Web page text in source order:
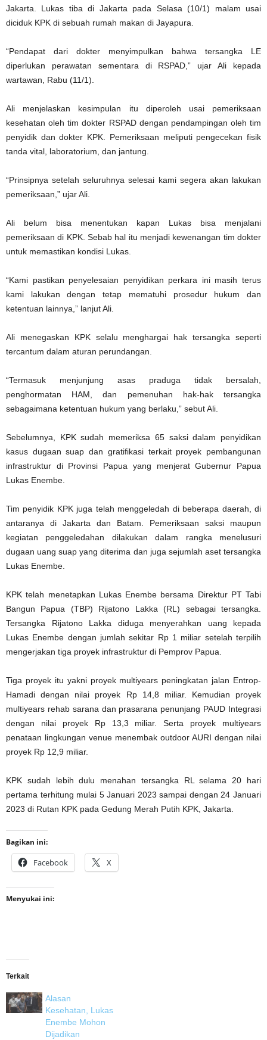
Jakarta. Lukas tiba di Jakarta pada Selasa (10/1) malam usai
diciduk KPK di sebuah rumah makan di Jayapura.
“Pendapat dari dokter menyimpulkan bahwa tersangka LE
diperlukan perawatan sementara di RSPAD,” ujar Ali kepada
wartawan, Rabu (11/1).
Ali menjelaskan kesimpulan itu diperoleh usai pemeriksaan
kesehatan oleh tim dokter RSPAD dengan pendampingan oleh tim
penyidik dan dokter KPK. Pemeriksaan meliputi pengecekan fisik
tanda vital, laboratorium, dan jantung.
“Prinsipnya setelah seluruhnya selesai kami segera akan lakukan
pemeriksaan,” ujar Ali.
Ali belum bisa menentukan kapan Lukas bisa menjalani
pemeriksaan di KPK. Sebab hal itu menjadi kewenangan tim dokter
untuk memastikan kondisi Lukas.
“Kami pastikan penyelesaian penyidikan perkara ini masih terus
kami lakukan dengan tetap mematuhi prosedur hukum dan
ketentuan lainnya,” lanjut Ali.
Ali menegaskan KPK selalu menghargai hak tersangka seperti
tercantum dalam aturan perundangan.
“Termasuk menjunjung asas praduga tidak bersalah,
penghormatan HAM, dan pemenuhan hak-hak tersangka
sebagaimana ketentuan hukum yang berlaku,” sebut Ali.
Sebelumnya, KPK sudah memeriksa 65 saksi dalam penyidikan
kasus dugaan suap dan gratifikasi terkait proyek pembangunan
infrastruktur di Provinsi Papua yang menjerat Gubernur Papua
Lukas Enembe.
Tim penyidik KPK juga telah menggeledah di beberapa daerah, di
antaranya di Jakarta dan Batam. Pemeriksaan saksi maupun
kegiatan penggeledahan dilakukan dalam rangka menelusuri
dugaan uang suap yang diterima dan juga sejumlah aset tersangka
Lukas Enembe.
KPK telah menetapkan Lukas Enembe bersama Direktur PT Tabi
Bangun Papua (TBP) Rijatono Lakka (RL) sebagai tersangka.
Tersangka Rijatono Lakka diduga menyerahkan uang kepada
Lukas Enembe dengan jumlah sekitar Rp 1 miliar setelah terpilih
mengerjakan tiga proyek infrastruktur di Pemprov Papua.
Tiga proyek itu yakni proyek multiyears peningkatan jalan Entrop-
Hamadi dengan nilai proyek Rp 14,8 miliar. Kemudian proyek
multiyears rehab sarana dan prasarana penunjang PAUD Integrasi
dengan nilai proyek Rp 13,3 miliar. Serta proyek multiyears
penataan lingkungan venue menembak outdoor AURI dengan nilai
proyek Rp 12,9 miliar.
KPK sudah lebih dulu menahan tersangka RL selama 20 hari
pertama terhitung mulai 5 Januari 2023 sampai dengan 24 Januari
2023 di Rutan KPK pada Gedung Merah Putih KPK, Jakarta.
Bagikan ini:
Facebook X
Menyukai ini:
Terkait
Alasan
Kesehatan, Lukas
Enembe Mohon
Dijadikan